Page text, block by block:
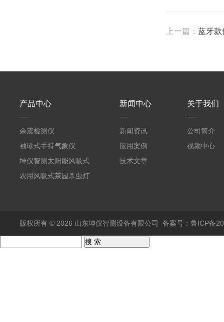
上一篇：蓝牙款
产品中心
余震检测仪
袖珍式手持气象仪
坤仪智测太阳能风吸式
杀虫灯
农用风吸式茶园杀虫灯
新闻中心
新闻资讯
应用案例
技术文章
关于我们
公司简介
视频中心
版权所有 © 2026 山东坤仪智测设备有限公司 备案号：鲁ICP备